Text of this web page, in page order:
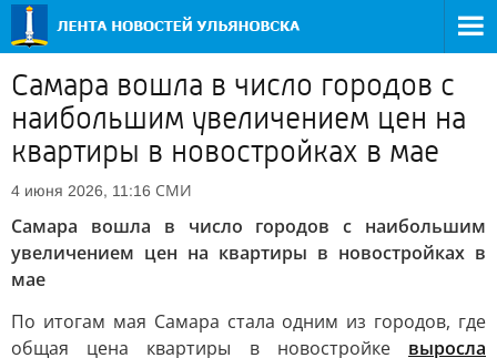
Самара вошла в число городов с
наибольшим увеличением цен на
квартиры в новостройках в мае
4 июня 2026, 11:16 СМИ
Самара вошла в число городов с наибольшим
увеличением цен на квартиры в новостройках в
мае
По итогам мая Самара стала одним из городов, где
общая цена квартиры в новостройке выросла